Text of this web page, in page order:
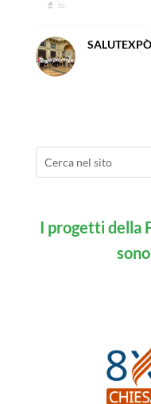
I progetti della